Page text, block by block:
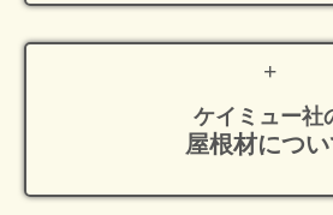
ケイミュー社
屋根材につ